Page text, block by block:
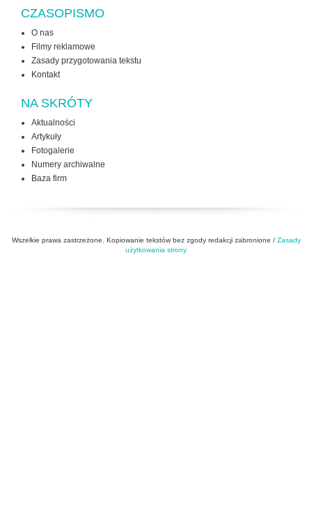
CZASOPISMO
O nas
Filmy reklamowe
Zasady przygotowania tekstu
Kontakt
NA SKRÓTY
Aktualności
Artykuły
Fotogalerie
Numery archiwalne
Baza firm
Wszelkie prawa zastrzeżone. Kopiowanie tekstów bez zgody redakcji zabronione / Zasady
użytkowania strony